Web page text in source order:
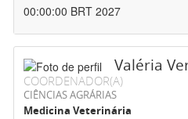
00:00:00 BRT 2027
Valéria
COORDENADOR(A)
CIÊNCIAS AGRÁRIAS
Medicina Veterinária